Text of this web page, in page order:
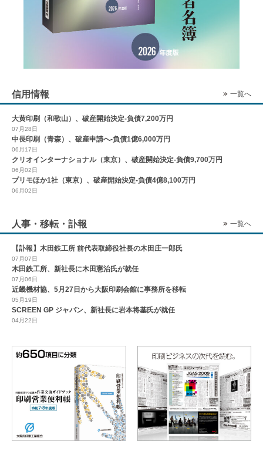
信用情報 一覧へ
大黄印刷（和歌山）、破産開始決定-負債7,200万円
07月28日
中長印刷（青森）、破産申請へ-負債1億6,000万円
06月17日
クリオインターナショナル（東京）、破産開始決定-負債9,700万円
06月02日
プリモほか1社（東京）、破産開始決定-負債4億8,100万円
06月02日
人事・移転・訃報 一覧へ
【訃報】木田鉄工所 前代表取締役社長の木田庄一郎氏
07月07日
木田鉄工所、新社長に木田憲治氏が就任
07月06日
近畿機材協、5月27日から大阪印刷会館に事務所を移転
05月19日
SCREEN GP ジャパン、新社長に岩本将基氏が就任
04月22日